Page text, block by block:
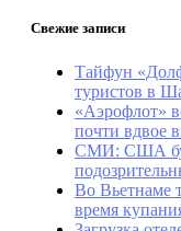
Свежие записи
Тайфун
туристов в
«Аэрофлот»
почти вдвое
СМИ: США
Во Вьетнаме
время